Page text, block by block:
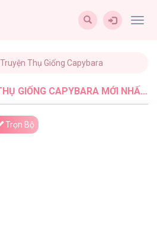
Truyện Thụ Giống Capybara
MỚI NHẤT - TUSACHXINHXINH (1)
Trọn Bộ